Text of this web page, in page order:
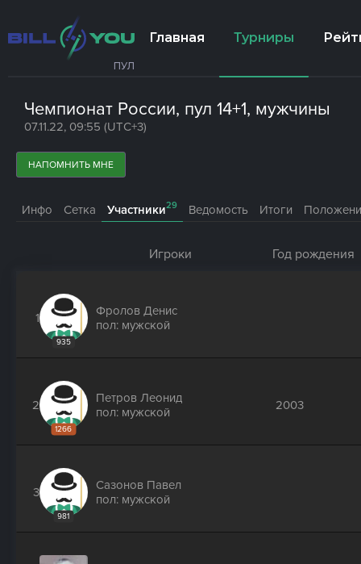
ПУЛ
Главная Турниры
Чемпионат России, пул 14+1, мужчины
07.11.22, 09:55 (UTC+3)
НАПОМНИТЬ МНЕ
Инфо Сетка Участники29 Ведомость Итоги
Игроки Год рождения
1
935
Фролов Денис
пол: мужской
2
1266
Петров Леонид
пол: мужской
2003
3
981
Сазонов Павел
пол: мужской